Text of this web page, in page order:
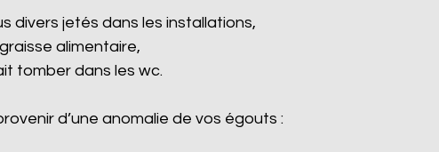
divers jetés dans les installations,
alimentaire,
tomber dans les wc.
d’une anomalie de vos égouts :